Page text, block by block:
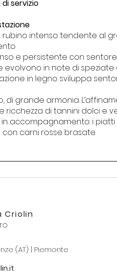
servizio
rubino intenso tendente al
e persistente con
evolvono in note di speziate
in legno sviluppa
di grande armonia.
ricchezza di tannini dolci e
in accompagnamento: i piatti
carni rosse brasate.
Criolin
(AT) | Piemonte